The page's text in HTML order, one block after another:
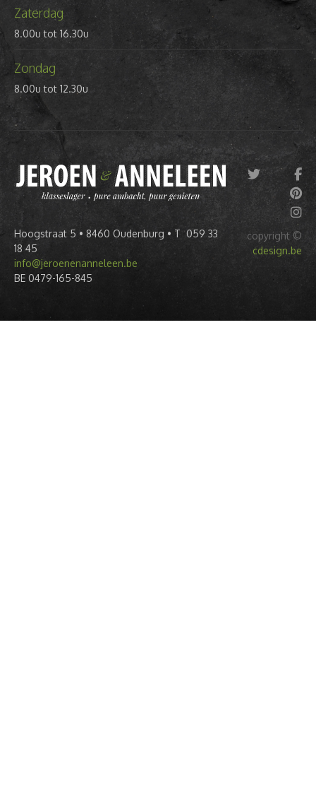
Zaterdag
8.00u tot 16.30u
Zondag
8.00u tot 12.30u
Hoogstraat 5 • 8460 Oudenburg • T 059 33
18 45
info@jeroenenanneleen.be
BE 0479-165-845
copyright ©
cdesign.be